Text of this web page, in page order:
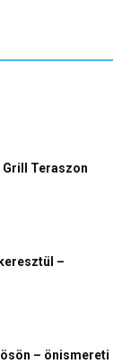
Grill Teraszon
–
– önismereti